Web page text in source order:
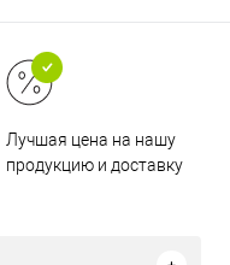
Лучшая цена на нашу
продукцию и доставку